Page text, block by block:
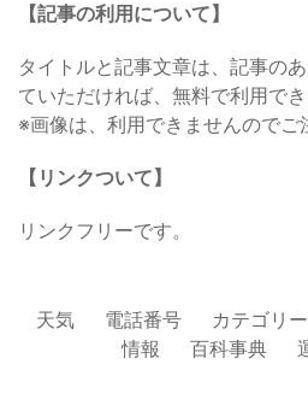
【記事の利用について】
タイトルと記事文章は、記事の
ていただければ、無料で利用でき
※画像は、利用できませんのでご
【リンクついて】
リンクフリーです。
天気 電話番号 カテゴリー
情報
百科事典